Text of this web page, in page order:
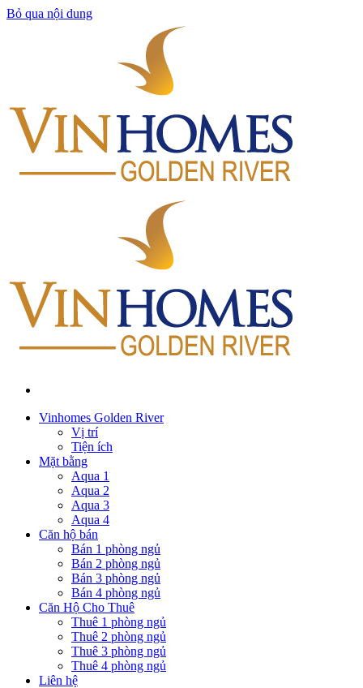
Bỏ qua nội dung
Vinhomes Golden River
Vị trí
Tiện ích
Mặt bằng
Aqua 1
Aqua 2
Aqua 3
Aqua 4
Căn hộ bán
Bán 1 phòng ngủ
Bán 2 phòng ngủ
Bán 3 phòng ngủ
Bán 4 phòng ngủ
Căn Hộ Cho Thuê
Thuê 1 phòng ngủ
Thuê 2 phòng ngủ
Thuê 3 phòng ngủ
Thuê 4 phòng ngủ
Liên hệ